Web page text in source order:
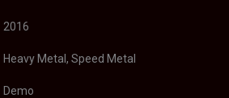
2016
Heavy Metal, Speed Metal
Demo